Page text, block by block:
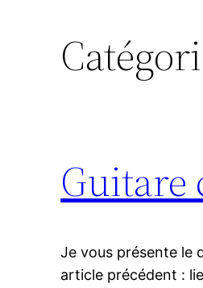
Guitare
Je vous présente le
article précédent :